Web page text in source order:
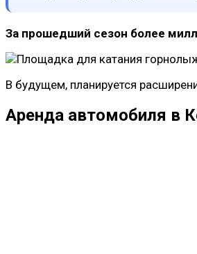
За прошедший сезон более
В будущем, планируется
Аренда автомобиля в